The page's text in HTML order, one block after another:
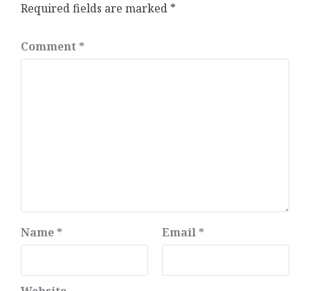
Required fields are marked *
Comment *
Name * Email *